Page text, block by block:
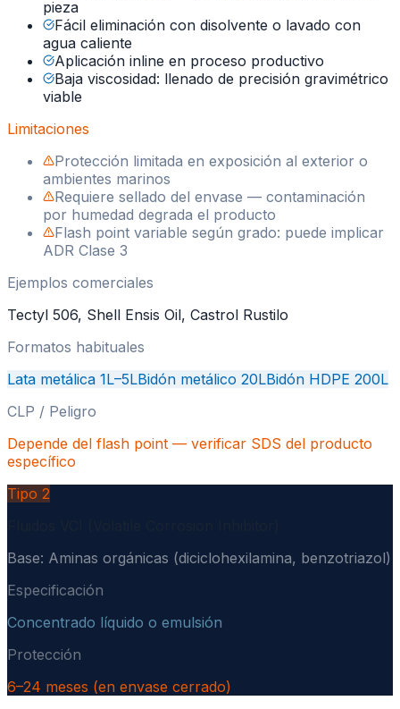
pieza
Fácil eliminación con disolvente o lavado con
agua caliente
Aplicación inline en proceso productivo
Baja viscosidad: llenado de precisión gravimétrico
viable
Limitaciones
Protección limitada en exposición al exterior o
ambientes marinos
Requiere sellado del envase — contaminación
por humedad degrada el producto
Flash point variable según grado: puede implicar
ADR Clase 3
Ejemplos comerciales
Tectyl 506, Shell Ensis Oil, Castrol Rustilo
Formatos habituales
Lata metálica 1L–5LBidón metálico 20LBidón HDPE 200L
CLP / Peligro
Depende del flash point — verificar SDS del producto
específico
Tipo 2
Base: Aminas orgánicas (diciclohexilamina, benzotriazol)
Especificación
Concentrado líquido o emulsión
Protección
6–24 meses (en envase cerrado)